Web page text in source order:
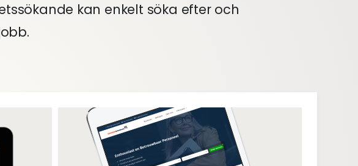
kan enkelt söka efter och